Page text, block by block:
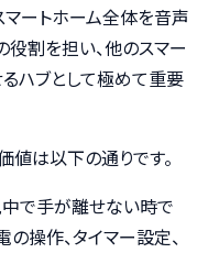
マートホーム全体を音声
役割を担い、他のスマー
ハブとして極めて重要
値は以下の通りです。
で手が離せない時で
操作、タイマー設定、